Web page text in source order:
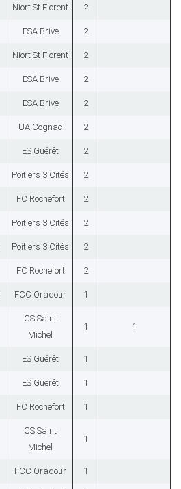
Niort St Florent 2
ESA Brive 2
Niort St Florent 2
ESA Brive 2
ESA Brive 2
UA Cognac 2
ES Guérêt 2
Poitiers 3 Cités 2
FC Rochefort 2
Poitiers 3 Cités 2
Poitiers 3 Cités 2
FC Rochefort 2
FCC Oradour 1
CS Saint
Michel
1 1
ES Guérêt 1
ES Guerêt 1
FC Rochefort 1
CS Saint
Michel
1
FCC Oradour 1